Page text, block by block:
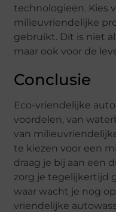
technologieën. Kies
milieuvriendelijke
gebruikt. Dit is niet
maar ook voor de
Conclusie
Eco-vriendelijke
voordelen, van
van
te kiezen voor een
draag je bij aan een
zorg je tegelijkertijd
waar wacht je nog
vriendelijke